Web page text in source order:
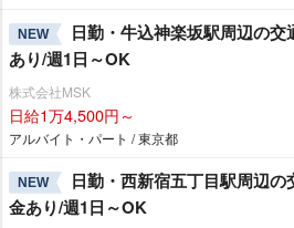
NEW
日勤・牛込神楽坂駅周辺の
あり/週1日～OK
株式会社MSK
日給1万4,500円～
アルバイト・パート / 東京都
NEW
日勤・西新宿五丁目駅周辺
金あり/週1日～OK